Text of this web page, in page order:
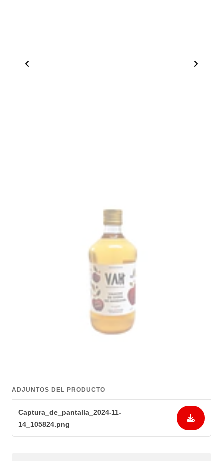
ADJUNTOS DEL PRODUCTO
Captura_de_pantalla_2024-11-
14_105824.png